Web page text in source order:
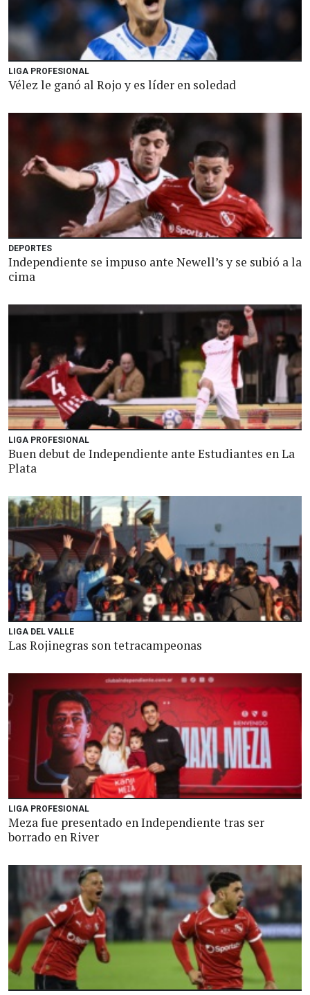
LIGA PROFESIONAL
Vélez le ganó al Rojo y es líder en soledad
DEPORTES
Independiente se impuso ante Newell’s y se subió a la
cima
LIGA PROFESIONAL
Buen debut de Independiente ante Estudiantes en La
Plata
LIGA DEL VALLE
Las Rojinegras son tetracampeonas
LIGA PROFESIONAL
Meza fue presentado en Independiente tras ser
borrado en River